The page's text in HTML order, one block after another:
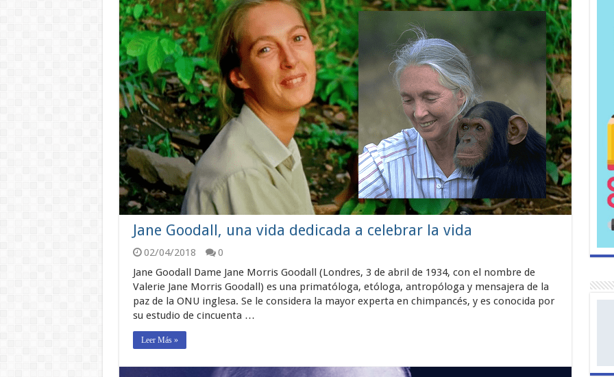
Jane Goodall, una vida dedicada a celebrar la vida
02/04/2018
0
Jane Goodall Dame Jane Morris Goodall (Londres, 3 de abril de 1934, con el nombre de
Valerie Jane Morris Goodall) es una primatóloga, etóloga, antropóloga y mensajera de la
paz de la ONU inglesa. Se le considera la mayor experta en chimpancés, y es conocida por
su estudio de cincuenta …
Leer Más »